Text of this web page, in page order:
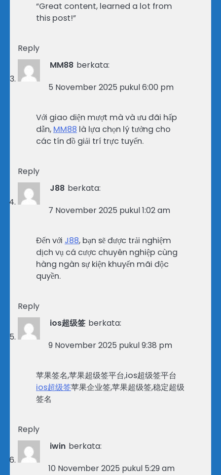
“Great content, learned a lot from
this post!”
Reply
MM88 berkata:
5 November 2025 pukul 6:00 pm
Với giao diện mượt mà và ưu đãi hấp
dẫn, MM88 là lựa chọn lý tưởng cho
các tín đồ giải trí trực tuyến.
Reply
J88 berkata:
7 November 2025 pukul 1:02 am
Đến với J88, bạn sẽ được trải nghiệm
dịch vụ cá cược chuyên nghiệp cùng
hàng ngàn sự kiện khuyến mãi độc
quyền.
Reply
ios超级签 berkata:
9 November 2025 pukul 9:38 pm
苹果签名,苹果超级签平台,ios超级签平台
ios超级签苹果企业签,苹果超级签,稳定超级
签名
Reply
iwin berkata:
10 November 2025 pukul 5:29 am